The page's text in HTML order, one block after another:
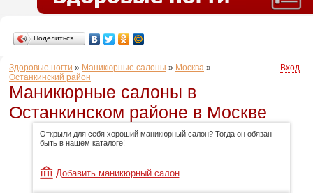
Поделиться…
Здоровые ногти » Маникюрные салоны » Москва »
Останкинский район
Вход
Маникюрные салоны в
Останкинском районе в Москве
Открыли для себя хороший маникюрный салон? Тогда он обязан
быть в нашем каталоге!
Добавить маникюрный салон